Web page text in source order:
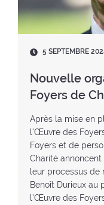
D
t
:
5 SEPTEMBRE
Nouvelle
Foyers de
Après la mise en
l’Œuvre des
Foyers et de
Charité
leur processus de
Benoît Durieux au
l’Œuvre des